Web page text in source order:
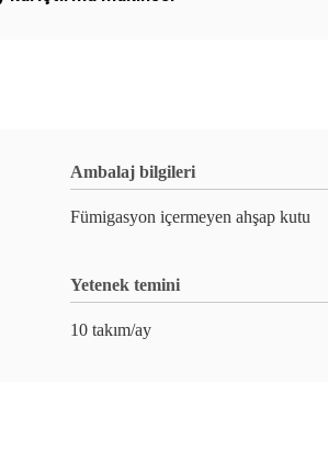
Ambalaj bilgileri
Fümigasyon içermeyen ahşap kutu
Yetenek temini
10 takım/ay